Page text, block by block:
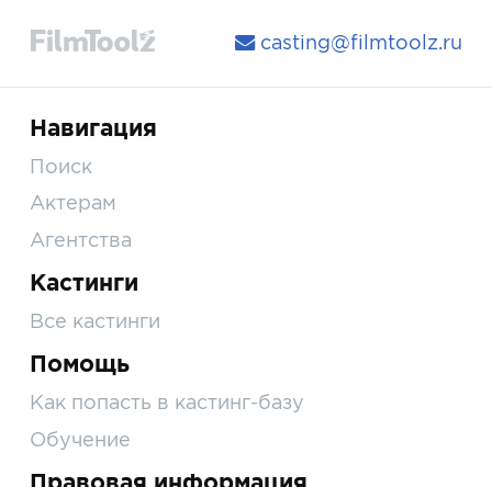
casting@filmtoolz.ru
Навигация
Поиск
Актерам
Агентства
Кастинги
Все кастинги
Помощь
Как попасть в кастинг-базу
Обучение
Правовая информация